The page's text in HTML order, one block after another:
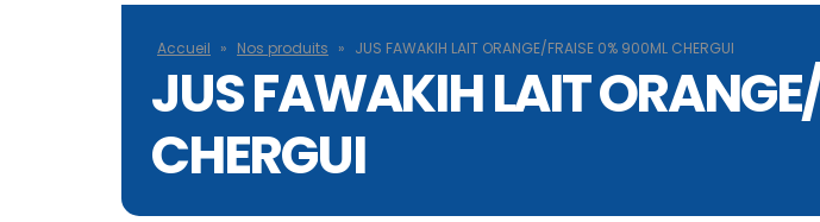
Accueil » Nos produits » JUS FAWAKIH LAIT ORANGE/FRAISE 0% 900ML CHERGUI
JUS FAWAKIH LAIT
CHERGUI